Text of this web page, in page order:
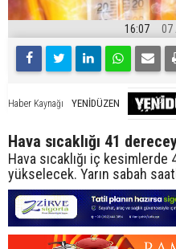
16:07 07
Haber Kaynağı YENİDÜZEN
Hava sıcaklığı 41
Hava sıcaklığı iç
yükselecek. Yarın sabah